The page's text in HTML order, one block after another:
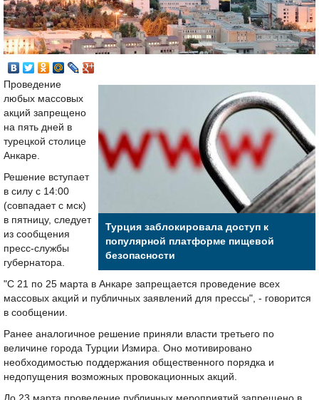
Турция заблокировала доступ к
популярной платформе пищевой
безопасности
Проведение
любых массовых
акций запрещено
на пять дней в
турецкой столице
Анкаре.
Решение вступает
в силу с 14:00
(совпадает с мск)
в пятницу, следует
из сообщения
пресс-службы
губернатора.
"С 21 по 25 марта в Анкаре запрещается проведение всех
массовых акций и публичных заявлений для прессы", - говорится
в сообщении.
Ранее аналогичное решение приняли власти третьего по
величине города Турции Измира. Оно мотивировано
необходимостью поддержания общественного порядка и
недопущения возможных провокационных акций.